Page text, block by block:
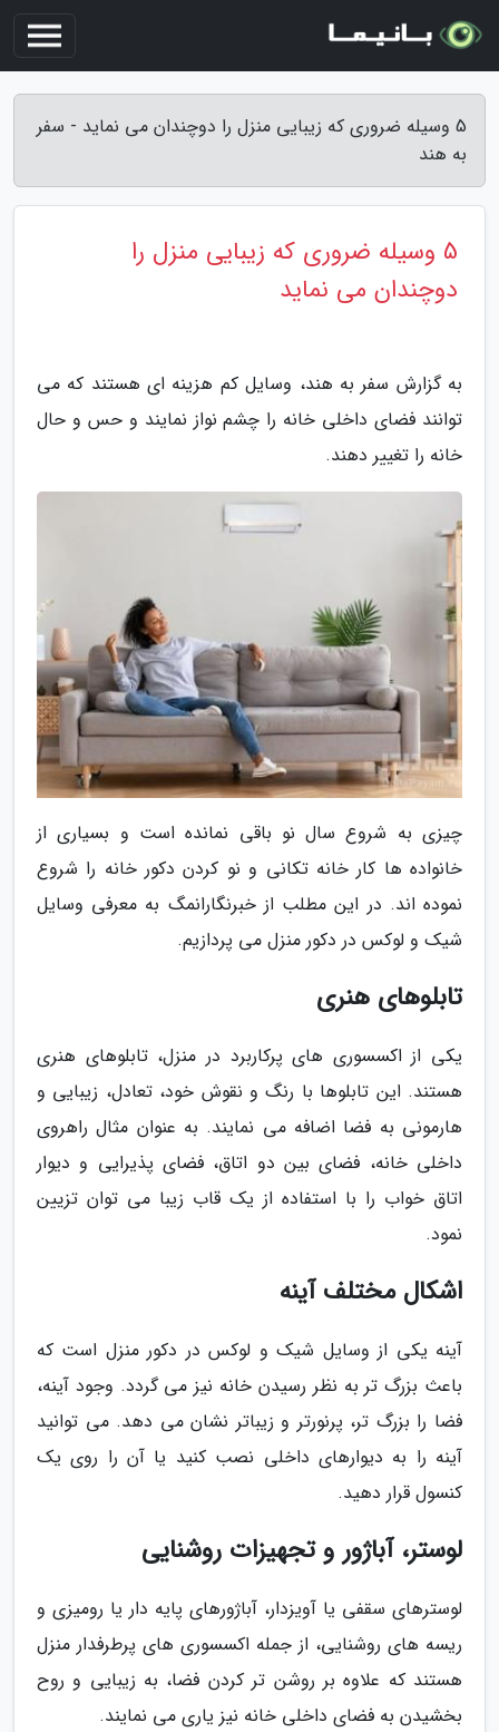
5 وسیله ضروری که زیبایی منزل را دوچندان می نماید - سفر
به هند
5 وسیله ضروری که زیبایی منزل را
دوچندان می نماید
به گزارش سفر به هند، وسایل کم هزینه ای هستند که می
توانند فضای داخلی خانه را چشم نواز نمایند و حس و حال
خانه را تغییر دهند.
چیزی به شروع سال نو باقی نمانده است و بسیاری از
خانواده ها کار خانه تکانی و نو کردن دکور خانه را شروع
نموده اند. در این مطلب از خبرنگارانمگ به معرفی وسایل
شیک و لوکس در دکور منزل می پردازیم.
تابلوهای هنری
یکی از اکسسوری های پرکاربرد در منزل، تابلوهای هنری
هستند. این تابلوها با رنگ و نقوش خود، تعادل، زیبایی و
هارمونی به فضا اضافه می نمایند. به عنوان مثال راهروی
داخلی خانه، فضای بین دو اتاق، فضای پذیرایی و دیوار
اتاق خواب را با استفاده از یک قاب زیبا می توان تزیین
نمود.
اشکال مختلف آینه
آینه یکی از وسایل شیک و لوکس در دکور منزل است که
باعث بزرگ تر به نظر رسیدن خانه نیز می گردد. وجود آینه،
فضا را بزرگ تر، پرنورتر و زیباتر نشان می دهد. می توانید
آینه را به دیوارهای داخلی نصب کنید یا آن را روی یک
کنسول قرار دهید.
لوستر، آباژور و تجهیزات روشنایی
لوسترهای سقفی یا آویزدار، آباژورهای پایه دار یا رومیزی و
ریسه های روشنایی، از جمله اکسسوری های پرطرفدار منزل
هستند که علاوه بر روشن تر کردن فضا، به زیبایی و روح
بخشیدن به فضای داخلی خانه نیز یاری می نمایند.